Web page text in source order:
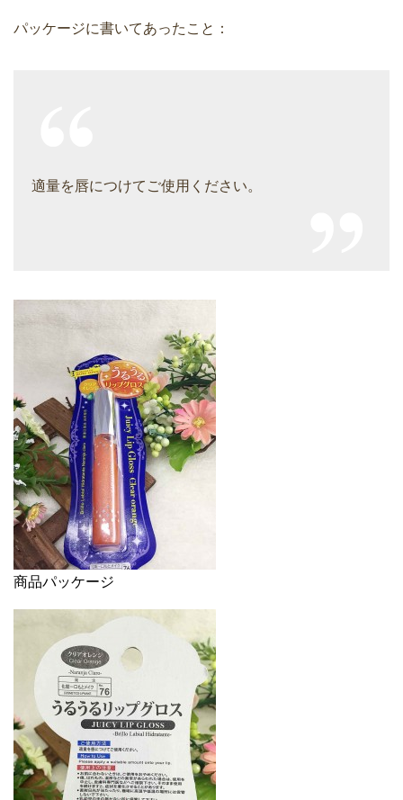
パッケージに書いてあったこと：
適量を唇につけてご使用ください。
商品パッケージ